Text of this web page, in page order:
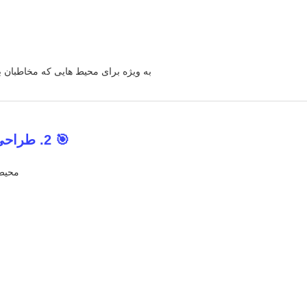
به ویژه برای محیط هایی که
🎯 2. طراحی شده برای فضاهای تجاری حرفه ای